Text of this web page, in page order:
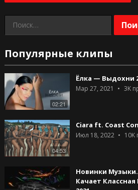
Найти:
Популярные клипы
02:21
Ёлка — Выдохни
Мар 27, 2021 3K
04:53
Ciara ft. Coast
Июл 18, 2022 10K
Новинки
Качает